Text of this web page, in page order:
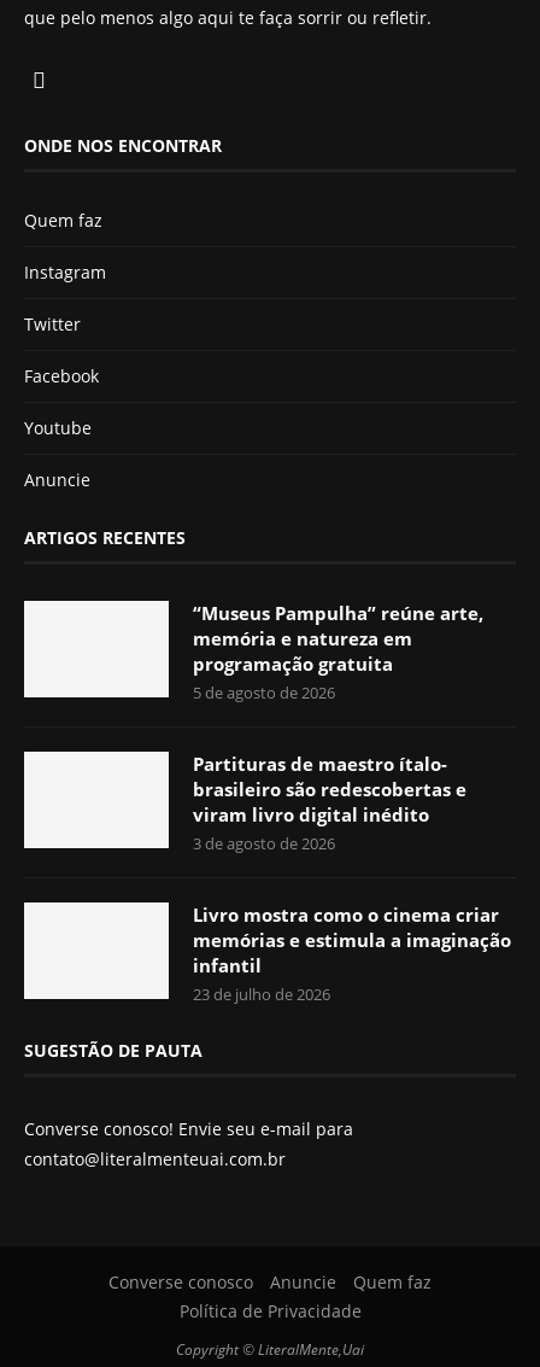
que pelo menos algo aqui te faça sorrir ou refletir.
ONDE NOS ENCONTRAR
Quem faz
Instagram
Twitter
Facebook
Youtube
Anuncie
ARTIGOS RECENTES
“Museus Pampulha” reúne arte,
memória e natureza em
programação gratuita
5 de agosto de 2026
Partituras de maestro ítalo-
brasileiro são redescobertas e
viram livro digital inédito
3 de agosto de 2026
Livro mostra como o cinema criar
memórias e estimula a imaginação
infantil
23 de julho de 2026
SUGESTÃO DE PAUTA
Converse conosco! Envie seu e-mail para
contato@literalmenteuai.com.br
Converse conosco Anuncie
Quem faz
Política de Privacidade
Copyright © LiteralMente,Uai